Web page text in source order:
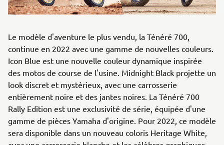
Le modèle d'aventure le plus vendu, la Ténéré 700,
continue en 2022 avec une gamme de nouvelles couleurs.
Icon Blue est une nouvelle couleur dynamique inspirée
des motos de course de l'usine. Midnight Black projette un
look discret et mystérieux, avec une carrosserie
entièrement noire et des jantes noires. La Ténéré 700
Rally Edition est une exclusivité de série, équipée d'une
gamme de pièces Yamaha d'origine. Pour 2022, ce modèle
sera disponible dans un nouveau coloris Heritage White,